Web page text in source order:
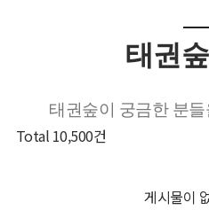
태권
태권숲이 궁금한 분
Total 10,500건
게시물이